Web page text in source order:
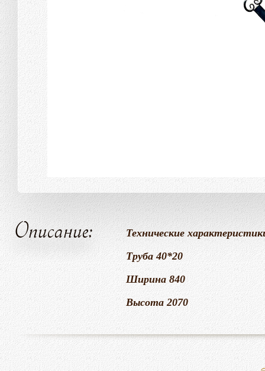
Описание:
Технические
Труба 40*20
Ширина 840
Высота 2070